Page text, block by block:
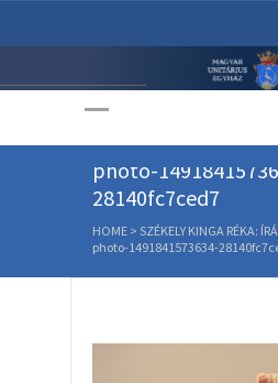
Unitárius
photo-
28140fc7ced7
HOME > SZÉKELY KINGA RÉKA:
photo-1491841573634-